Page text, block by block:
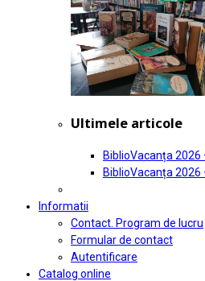
Ultimele articole
BiblioVacanța 2026
BiblioVacanța
Informatii
Contact. Program de lucru
Formular de contact
Autentificare
Catalog online